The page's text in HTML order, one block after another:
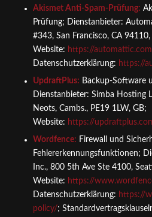
Akismet Anti-Spam-Prüfung:
Prüfung; Dienstanbieter:
#343, San Francisco, CA 94110,
Website: https://automattic.com
Datenschutzerklärung: https://
UpdraftPlus: Backup-Software
Dienstanbieter: Simba Hosting
Neots, Cambs., PE19 1LW, GB;
Website: https://
Wordfence: Firewall und
Fehlererkennungsfunktionen;
Inc., 800 5th Ave Ste 4100,
Website: https://
Datenschutzerklärung: https://
policy/;